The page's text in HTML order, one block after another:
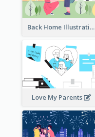
Back Home Illustration
Love My Parents